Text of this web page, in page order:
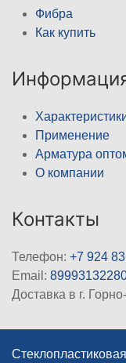
Фибра
Как купить
Применение
Арматура
О компании
Контакты
Телефон: +7 924
Email:
Доставка в г.